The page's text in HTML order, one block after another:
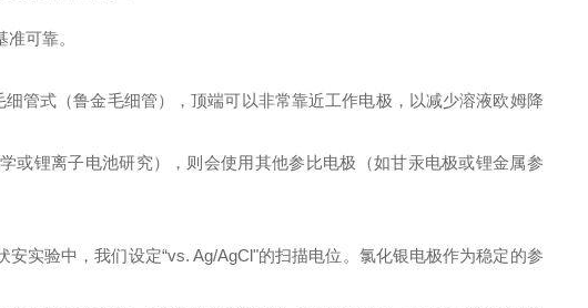
可靠。
管式（鲁金毛细管），顶端可以非常靠近工作电极，以减少溶液欧姆降
或锂离子电池研究），则会使用其他参比电极（如甘汞电极或锂金属参
安实验中，我们设定“vs. Ag/AgCl"的扫描电位。氯化银电极作为稳定的参